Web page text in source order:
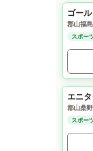
ゴー
郡山福
スポー
エニ
郡山桑
スポー